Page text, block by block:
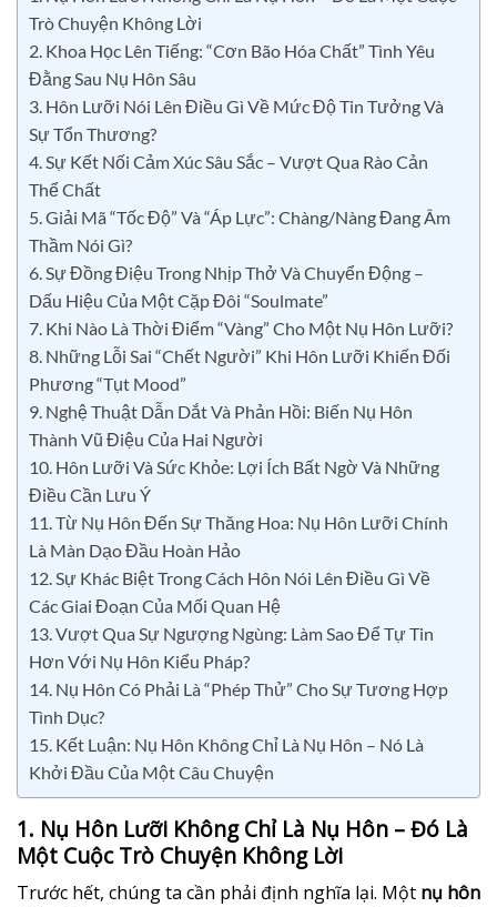
Trò Chuyện Không Lời
2. Khoa Học Lên Tiếng: “Cơn Bão Hóa Chất” Tình Yêu
Đằng Sau Nụ Hôn Sâu
3. Hôn Lưỡi Nói Lên Điều Gì Về Mức Độ Tin Tưởng Và
Sự Tổn Thương?
4. Sự Kết Nối Cảm Xúc Sâu Sắc – Vượt Qua Rào Cản
Thể Chất
5. Giải Mã “Tốc Độ” Và “Áp Lực”: Chàng/Nàng Đang Âm
Thầm Nói Gì?
6. Sự Đồng Điệu Trong Nhịp Thở Và Chuyển Động –
Dấu Hiệu Của Một Cặp Đôi “Soulmate”
7. Khi Nào Là Thời Điểm “Vàng” Cho Một Nụ Hôn Lưỡi?
8. Những Lỗi Sai “Chết Người” Khi Hôn Lưỡi Khiến Đối
Phương “Tụt Mood”
9. Nghệ Thuật Dẫn Dắt Và Phản Hồi: Biến Nụ Hôn
Thành Vũ Điệu Của Hai Người
10. Hôn Lưỡi Và Sức Khỏe: Lợi Ích Bất Ngờ Và Những
Điều Cần Lưu Ý
11. Từ Nụ Hôn Đến Sự Thăng Hoa: Nụ Hôn Lưỡi Chính
Là Màn Dạo Đầu Hoàn Hảo
12. Sự Khác Biệt Trong Cách Hôn Nói Lên Điều Gì Về
Các Giai Đoạn Của Mối Quan Hệ
13. Vượt Qua Sự Ngượng Ngùng: Làm Sao Để Tự Tin
Hơn Với Nụ Hôn Kiểu Pháp?
14. Nụ Hôn Có Phải Là “Phép Thử” Cho Sự Tương Hợp
Tình Dục?
15. Kết Luận: Nụ Hôn Không Chỉ Là Nụ Hôn – Nó Là
Khởi Đầu Của Một Câu Chuyện
1. Nụ Hôn Lưỡi Không Chỉ Là Nụ Hôn – Đó Là
Một Cuộc Trò Chuyện Không Lời
Trước hết, chúng ta cần phải định nghĩa lại. Một nụ hôn